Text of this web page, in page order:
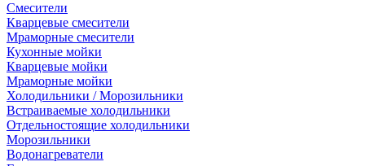
Смесители
Кварцевые смесители
Мраморные смесители
Кухонные мойки
Кварцевые мойки
Мраморные мойки
Холодильники / Морозильники
Встраиваемые холодильники
Отдельностоящие холодильники
Морозильники
Водонагреватели